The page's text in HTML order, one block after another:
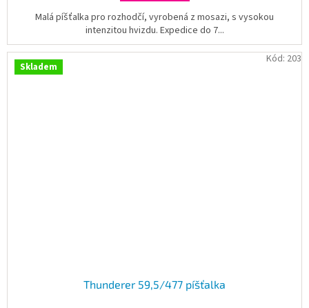
Malá píšťalka pro rozhodčí, vyrobená z mosazi, s vysokou
intenzitou hvizdu. Expedice do 7...
Skladem
Thunderer 59,5/477 píšťalka
Kód: 203